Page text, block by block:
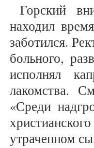
Горский
находил
заботился.
больного,
исполнял
лакомства.
«Среди
утраченном